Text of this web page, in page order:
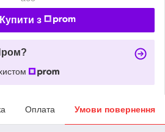
Купити з
Оплата Умови повернення